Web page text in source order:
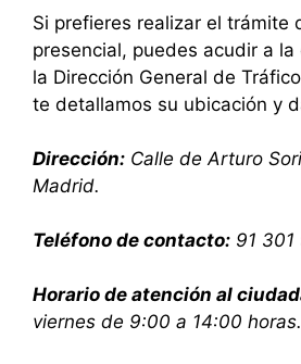
Si prefieres realizar el trámite
presencial, puedes acudir a
la Dirección General de
te detallamos su ubicación y
Dirección: Calle de Arturo
Madrid.
Teléfono de contacto: 91
Horario de atención al
viernes de 9:00 a 14:00 horas.